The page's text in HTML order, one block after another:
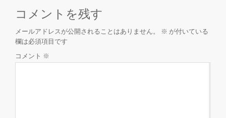
コメントを残す
メールアドレスが公開されることはありません。 ※ が付いている
欄は必須項目です
コメント ※